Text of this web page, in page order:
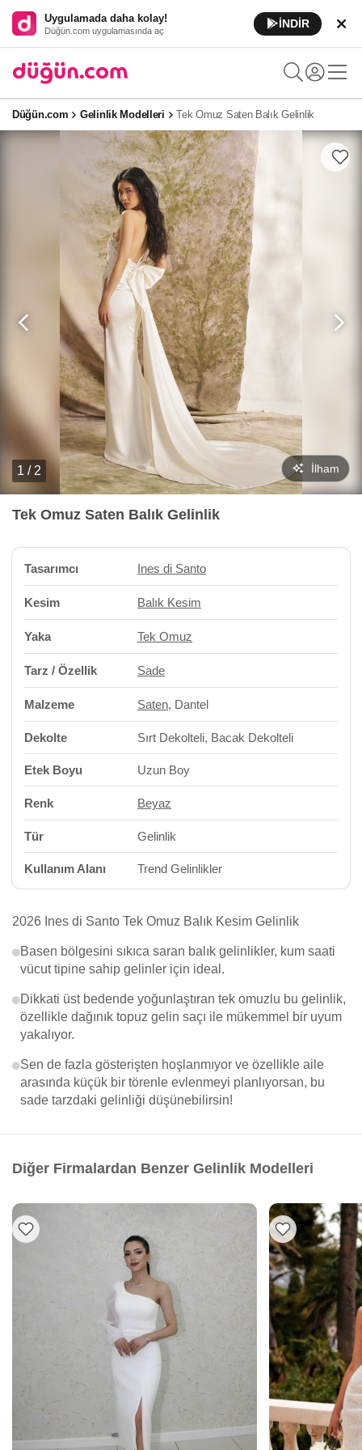
Uygulamada daha kolay!
Düğün.com uygulamasında aç
İNDİR
Düğün.com Gelinlik Modelleri Tek Omuz Saten Balık Gelinlik
1 / 2 İlham
Tek Omuz Saten Balık Gelinlik
Tasarımcı Ines di Santo
Kesim Balık Kesim
Yaka Tek Omuz
Tarz / Özellik Sade
Malzeme Saten, Dantel
Dekolte Sırt Dekolteli, Bacak Dekolteli
Etek Boyu Uzun Boy
Renk Beyaz
Tür Gelinlik
Kullanım Alanı Trend Gelinlikler
2026 Ines di Santo Tek Omuz Balık Kesim Gelinlik
Basen bölgesini sıkıca saran balık gelinlikler, kum saati
vücut tipine sahip gelinler için ideal.
Dikkati üst bedende yoğunlaştıran tek omuzlu bu gelinlik,
özellikle dağınık topuz gelin saçı ile mükemmel bir uyum
yakalıyor.
Sen de fazla gösterişten hoşlanmıyor ve özellikle aile
arasında küçük bir törenle evlenmeyi planlıyorsan, bu
sade tarzdaki gelinliği düşünebilirsin!
Diğer Firmalardan Benzer Gelinlik Modelleri